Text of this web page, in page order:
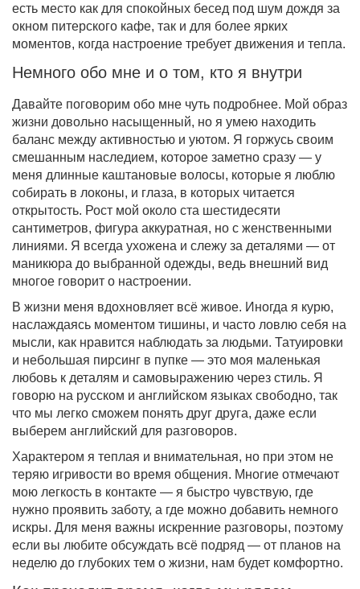
есть место как для спокойных бесед под шум дождя за
окном питерского кафе, так и для более ярких
моментов, когда настроение требует движения и тепла.
Немного обо мне и о том, кто я внутри
Давайте поговорим обо мне чуть подробнее. Мой образ
жизни довольно насыщенный, но я умею находить
баланс между активностью и уютом. Я горжусь своим
смешанным наследием, которое заметно сразу — у
меня длинные каштановые волосы, которые я люблю
собирать в локоны, и глаза, в которых читается
открытость. Рост мой около ста шестидесяти
сантиметров, фигура аккуратная, но с женственными
линиями. Я всегда ухожена и слежу за деталями — от
маникюра до выбранной одежды, ведь внешний вид
многое говорит о настроении.
В жизни меня вдохновляет всё живое. Иногда я курю,
наслаждаясь моментом тишины, и часто ловлю себя на
мысли, как нравится наблюдать за людьми. Татуировки
и небольшая пирсинг в пупке — это моя маленькая
любовь к деталям и самовыражению через стиль. Я
говорю на русском и английском языках свободно, так
что мы легко сможем понять друг друга, даже если
выберем английский для разговоров.
Характером я теплая и внимательная, но при этом не
теряю игривости во время общения. Многие отмечают
мою легкость в контакте — я быстро чувствую, где
нужно проявить заботу, а где можно добавить немного
искры. Для меня важны искренние разговоры, поэтому
если вы любите обсуждать всё подряд — от планов на
неделю до глубоких тем о жизни, нам будет комфортно.